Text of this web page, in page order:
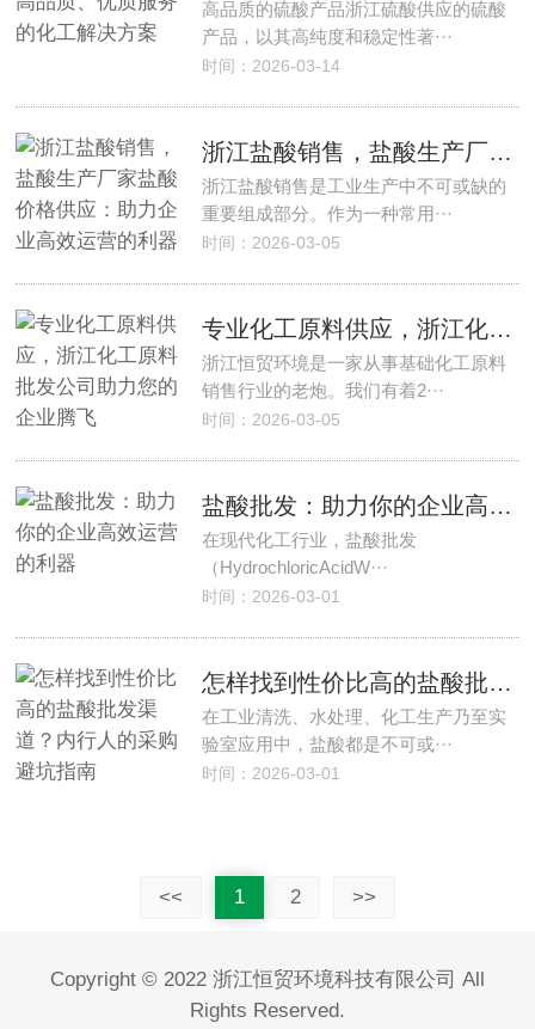
高品质的硫酸产品浙江硫酸供应的硫酸
产品，以其高纯度和稳定性著···
时间：2026-03-14
浙江盐酸销售，盐酸生产厂家盐酸价格供应：助力企业高效运营的利器
浙江盐酸销售是工业生产中不可或缺的
重要组成部分。作为一种常用···
时间：2026-03-05
专业化工原料供应，浙江化工原料批发公司助力您的企业腾飞
浙江恒贸环境是一家从事基础化工原料
销售行业的老炮。我们有着2···
时间：2026-03-05
盐酸批发：助力你的企业高效运营的利器
在现代化工行业，盐酸批发
（HydrochloricAcidW···
时间：2026-03-01
怎样找到性价比高的盐酸批发渠道？内行人的采购避坑指南
在工业清洗、水处理、化工生产乃至实
验室应用中，盐酸都是不可或···
时间：2026-03-01
<< 1 2 >>
Copyright © 2022 浙江恒贸环境科技有限公司 All
Rights Reserved.